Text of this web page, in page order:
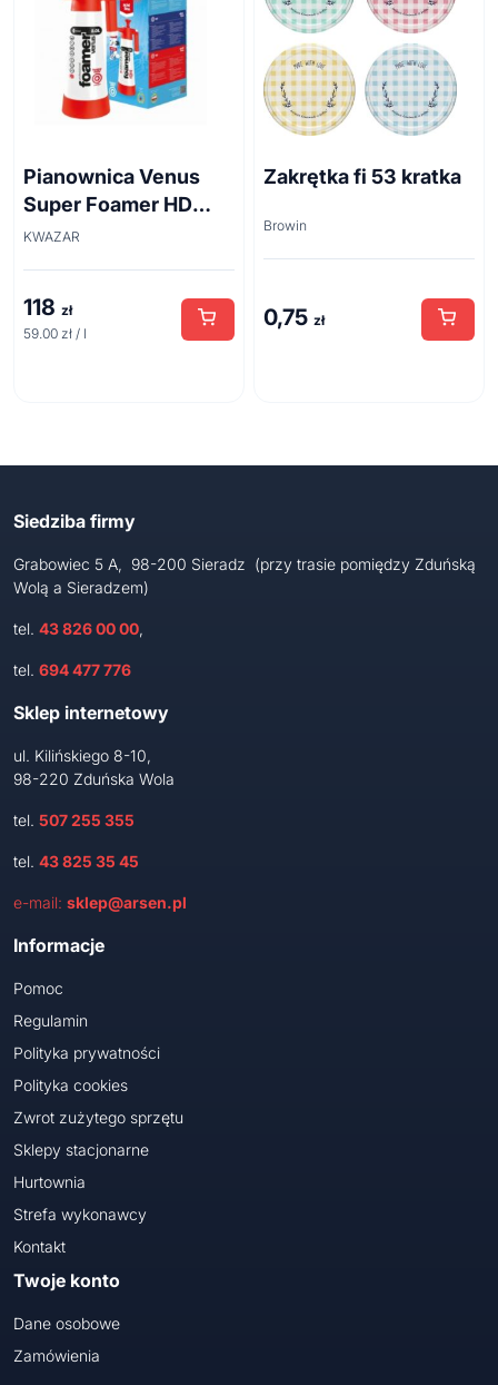
Pianownica Venus
Super Foamer HD
acid line 2L
KWAZAR
118 zł
59.00 zł / l
Zakrętka fi 53 kratka
Browin
0,75 zł
Siedziba firmy
Grabowiec 5 A, 98-200 Sieradz (przy trasie pomiędzy Zduńską
Wolą a Sieradzem)
tel. 43 826 00 00,
tel. 694 477 776
Sklep internetowy
ul. Kilińskiego 8-10,
98-220 Zduńska Wola
tel. 507 255 355
tel. 43 825 35 45
e-mail: sklep@arsen.pl
Informacje
Pomoc
Regulamin
Polityka prywatności
Polityka cookies
Zwrot zużytego sprzętu
Sklepy stacjonarne
Hurtownia
Strefa wykonawcy
Kontakt
Twoje konto
Dane osobowe
Zamówienia